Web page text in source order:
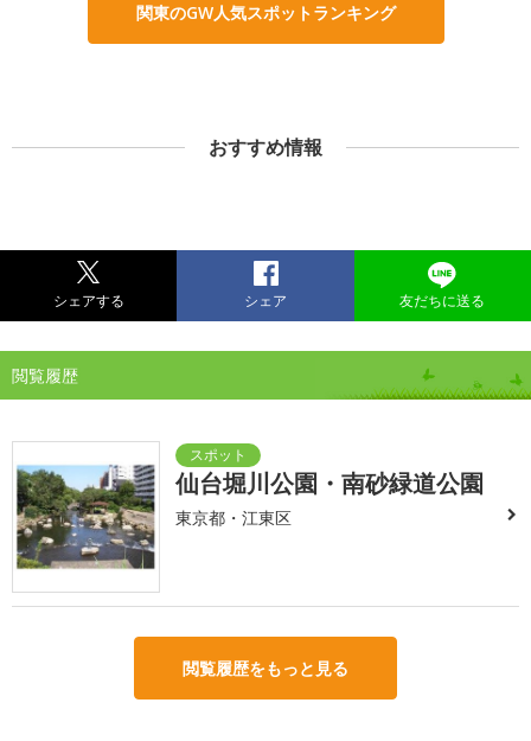
関東のGW人気スポットランキング
おすすめ情報
シェアする シェア 友だちに送る
閲覧履歴
仙台堀川公園・南砂緑道公園
東京都・江東区
閲覧履歴をもっと見る